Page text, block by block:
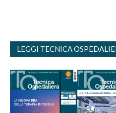
LEGGI TECNICA